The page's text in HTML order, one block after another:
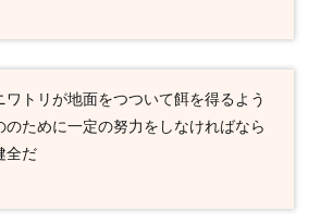
ワトリが地面をつついて餌を得るよう
のために一定の努力をしなければなら
全だ